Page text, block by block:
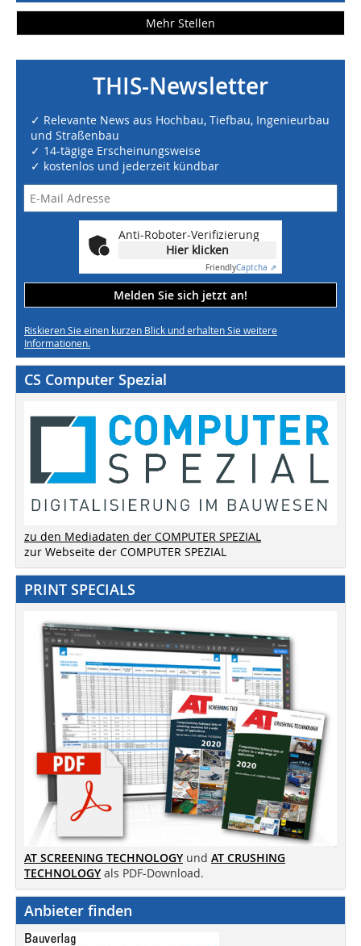
Mehr Stellen
THIS-Newsletter
✓ Relevante News aus Hochbau, Tiefbau, Ingenieurbau
und Straßenbau
✓ 14-tägige Erscheinungsweise
✓ kostenlos und jederzeit kündbar
Anti-Roboter-Verifizierung
Hier klicken
FriendlyCaptcha ⇗
Melden Sie sich jetzt an!
Riskieren Sie einen kurzen Blick und erhalten Sie weitere
Informationen.
CS Computer Spezial
zu den Mediadaten der COMPUTER SPEZIAL
zur Webseite der COMPUTER SPEZIAL
PRINT SPECIALS
AT SCREENING TECHNOLOGY und AT CRUSHING
TECHNOLOGY als PDF-Download.
Anbieter finden